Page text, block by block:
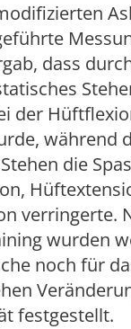
dass
der
während
die
verringerte.
wurden
noch für
festgestellt.